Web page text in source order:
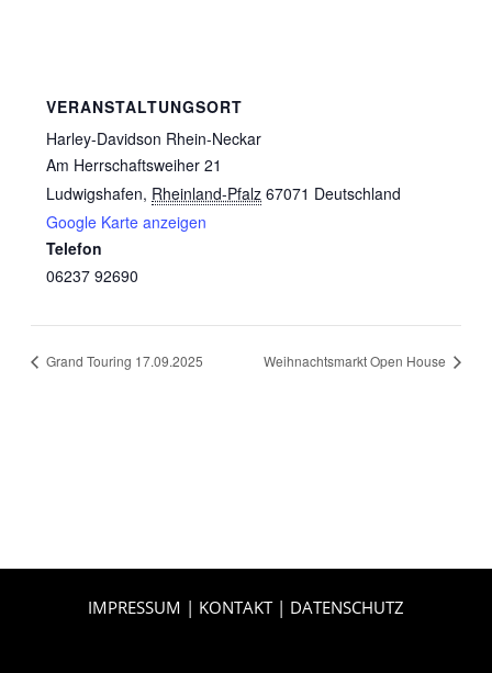
VERANSTALTUNGSORT
Harley-Davidson Rhein-Neckar
Am Herrschaftsweiher 21
Ludwigshafen, Rheinland-Pfalz 67071 Deutschland
Google Karte anzeigen
Telefon
06237 92690
Grand Touring 17.09.2025 Weihnachtsmarkt Open House
IMPRESSUM | KONTAKT | DATENSCHUTZ